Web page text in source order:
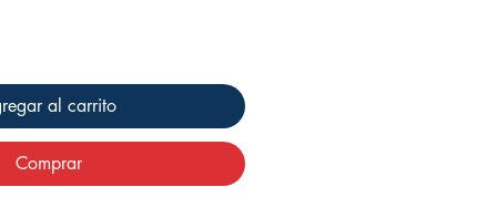
al carrito
Comprar